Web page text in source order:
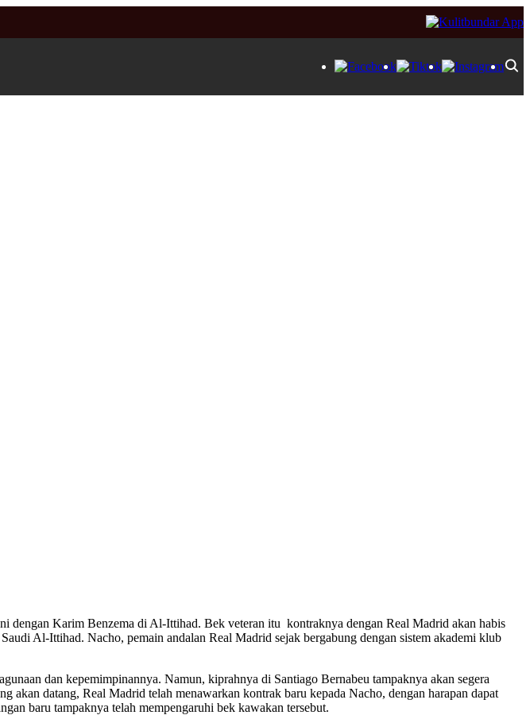
dengan Karim Benzema di Al-Ittihad. Bek veteran itu kontraknya dengan Real Madrid akan habis
Al-Ittihad. Nacho, pemain andalan Real Madrid sejak bergabung dengan sistem akademi klub
dan kepemimpinannya. Namun, kiprahnya di Santiago Bernabeu tampaknya akan segera
akan datang, Real Madrid telah menawarkan kontrak baru kepada Nacho, dengan harapan dapat
baru tampaknya telah mempengaruhi bek kawakan tersebut.